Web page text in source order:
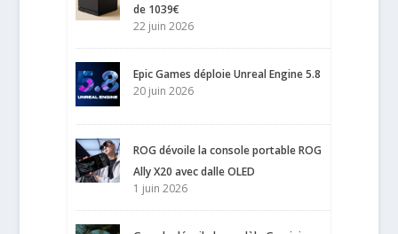
de 1039€
22 juin 2026
Epic Games déploie Unreal Engine 5.8
20 juin 2026
ROG dévoile la console portable ROG
Ally X20 avec dalle OLED
1 juin 2026